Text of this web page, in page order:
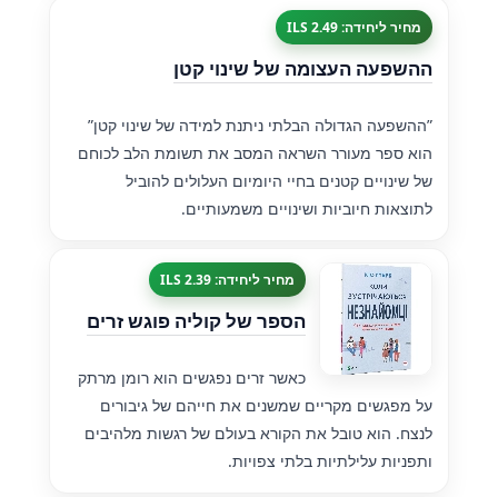
מחיר ליחידה: 2.49 ILS
ההשפעה העצומה של שינוי קטן
”ההשפעה הגדולה הבלתי ניתנת למידה של שינוי קטן”
הוא ספר מעורר השראה המסב את תשומת הלב לכוחם
של שינויים קטנים בחיי היומיום העלולים להוביל
לתוצאות חיוביות ושינויים משמעותיים.
מחיר ליחידה: 2.39 ILS
הספר של קוליה פוגש זרים
כאשר זרים נפגשים הוא רומן מרתק
על מפגשים מקריים שמשנים את חייהם של גיבורים
לנצח. הוא טובל את הקורא בעולם של רגשות מלהיבים
ותפניות עלילתיות בלתי צפויות.